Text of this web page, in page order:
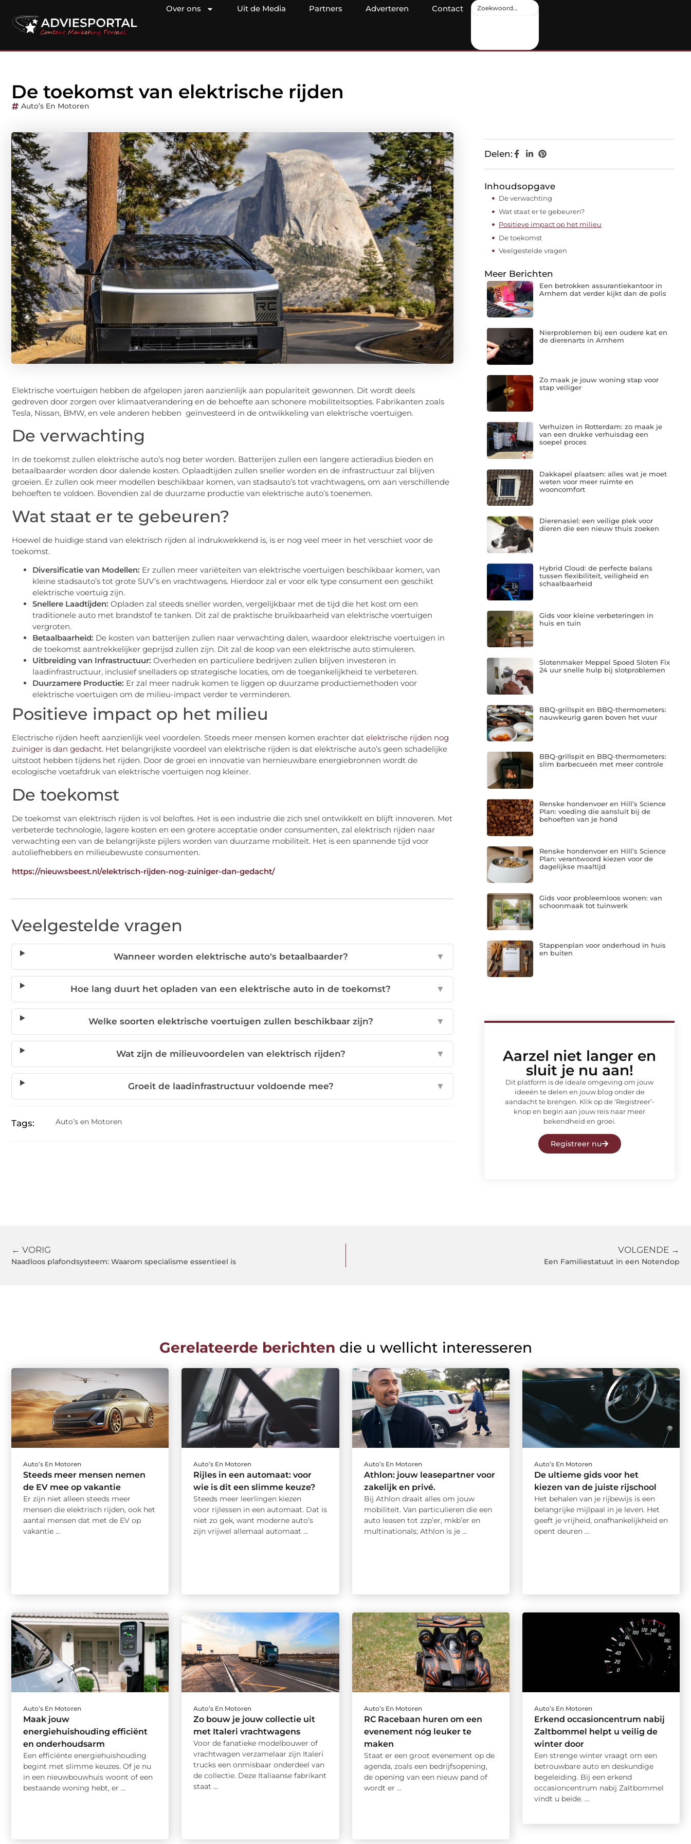
Over ons Uit de Media Partners Adverteren Contact
De toekomst van elektrische rijden
Auto’s En Motoren
Elektrische voertuigen hebben de afgelopen jaren aanzienlijk aan populariteit gewonnen. Dit wordt deels
gedreven door zorgen over klimaatverandering en de behoefte aan schonere mobiliteitsopties. Fabrikanten zoals
Tesla, Nissan, BMW, en vele anderen hebben geïnvesteerd in de ontwikkeling van elektrische voertuigen.
De verwachting
In de toekomst zullen elektrische auto’s nog beter worden. Batterijen zullen een langere actieradius bieden en
betaalbaarder worden door dalende kosten. Oplaadtijden zullen sneller worden en de infrastructuur zal blijven
groeien. Er zullen ook meer modellen beschikbaar komen, van stadsauto’s tot vrachtwagens, om aan verschillende
behoeften te voldoen. Bovendien zal de duurzame productie van elektrische auto’s toenemen.
Wat staat er te gebeuren?
Hoewel de huidige stand van elektrisch rijden al indrukwekkend is, is er nog veel meer in het verschiet voor de
toekomst.
Diversificatie van Modellen: Er zullen meer variëteiten van elektrische voertuigen beschikbaar komen, van
kleine stadsauto’s tot grote SUV’s en vrachtwagens. Hierdoor zal er voor elk type consument een geschikt
elektrische voertuig zijn.
Snellere Laadtijden: Opladen zal steeds sneller worden, vergelijkbaar met de tijd die het kost om een
traditionele auto met brandstof te tanken. Dit zal de praktische bruikbaarheid van elektrische voertuigen
vergroten.
Betaalbaarheid: De kosten van batterijen zullen naar verwachting dalen, waardoor elektrische voertuigen in
de toekomst aantrekkelijker geprijsd zullen zijn. Dit zal de koop van een elektrische auto stimuleren.
Uitbreiding van Infrastructuur: Overheden en particuliere bedrijven zullen blijven investeren in
laadinfrastructuur, inclusief snelladers op strategische locaties, om de toegankelijkheid te verbeteren.
Duurzamere Productie: Er zal meer nadruk komen te liggen op duurzame productiemethoden voor
elektrische voertuigen om de milieu-impact verder te verminderen.
Positieve impact op het milieu
Electrische rijden heeft aanzienlijk veel voordelen. Steeds meer mensen komen erachter dat elektrische rijden nog
zuiniger is dan gedacht. Het belangrijkste voordeel van elektrische rijden is dat elektrische auto’s geen schadelijke
uitstoot hebben tijdens het rijden. Door de groei en innovatie van hernieuwbare energiebronnen wordt de
ecologische voetafdruk van elektrische voertuigen nog kleiner.
De toekomst
De toekomst van elektrisch rijden is vol beloftes. Het is een industrie die zich snel ontwikkelt en blijft innoveren. Met
verbeterde technologie, lagere kosten en een grotere acceptatie onder consumenten, zal elektrisch rijden naar
verwachting een van de belangrijkste pijlers worden van duurzame mobiliteit. Het is een spannende tijd voor
autoliefhebbers en milieubewuste consumenten.
https://nieuwsbeest.nl/elektrisch-rijden-nog-zuiniger-dan-gedacht/
Veelgestelde vragen
Wanneer worden elektrische auto's betaalbaarder? ▼
Hoe lang duurt het opladen van een elektrische auto in de toekomst? ▼
Welke soorten elektrische voertuigen zullen beschikbaar zijn? ▼
Wat zijn de milieuvoordelen van elektrisch rijden? ▼
Groeit de laadinfrastructuur voldoende mee? ▼
Tags: Auto’s en Motoren
Delen:
Inhoudsopgave
De verwachting
Wat staat er te gebeuren?
Positieve impact op het milieu
De toekomst
Veelgestelde vragen
Meer Berichten
Een betrokken assurantiekantoor in
Arnhem dat verder kijkt dan de polis
Nierproblemen bij een oudere kat en
de dierenarts in Arnhem
Zo maak je jouw woning stap voor
stap veiliger
Verhuizen in Rotterdam: zo maak je
van een drukke verhuisdag een
soepel proces
Dakkapel plaatsen: alles wat je moet
weten voor meer ruimte en
wooncomfort
Dierenasiel: een veilige plek voor
dieren die een nieuw thuis zoeken
Hybrid Cloud: de perfecte balans
tussen flexibiliteit, veiligheid en
schaalbaarheid
Gids voor kleine verbeteringen in
huis en tuin
Slotenmaker Meppel Spoed Sloten Fix
24 uur snelle hulp bij slotproblemen
BBQ-grillspit en BBQ-thermometers:
nauwkeurig garen boven het vuur
BBQ-grillspit en BBQ-thermometers:
slim barbecueën met meer controle
Renske hondenvoer en Hill’s Science
Plan: voeding die aansluit bij de
behoeften van je hond
Renske hondenvoer en Hill’s Science
Plan: verantwoord kiezen voor de
dagelijkse maaltijd
Gids voor probleemloos wonen: van
schoonmaak tot tuinwerk
Stappenplan voor onderhoud in huis
en buiten
Aarzel niet langer en
sluit je nu aan!
Dit platform is de ideale omgeving om jouw
ideeën te delen en jouw blog onder de
aandacht te brengen. Klik op de ‘Registreer’-
knop en begin aan jouw reis naar meer
bekendheid en groei.
Registreer nu
← VORIG
Naadloos plafondsysteem: Waarom specialisme essentieel is
VOLGENDE →
Een Familiestatuut in een Notendop
Gerelateerde berichten die u wellicht interesseren
Auto’s En Motoren
Steeds meer mensen nemen
de EV mee op vakantie
Er zijn niet alleen steeds meer
mensen die elektrisch rijden, ook het
aantal mensen dat met de EV op
vakantie ...
Auto’s En Motoren
Rijles in een automaat: voor
wie is dit een slimme keuze?
Steeds meer leerlingen kiezen
voor rijlessen in een automaat. Dat is
niet zo gek, want moderne auto’s
zijn vrijwel allemaal automaat ...
Auto’s En Motoren
Athlon: jouw leasepartner voor
zakelijk en privé.
Bij Athlon draait alles om jouw
mobiliteit. Van particulieren die een
auto leasen tot zzp’er, mkb’er en
multinationals; Athlon is je ...
Auto’s En Motoren
De ultieme gids voor het
kiezen van de juiste rijschool
Het behalen van je rijbewijs is een
belangrijke mijlpaal in je leven. Het
geeft je vrijheid, onafhankelijkheid en
opent deuren ...
Auto’s En Motoren
Maak jouw
energiehuishouding efficiënt
en onderhoudsarm
Een efficiënte energiehuishouding
begint met slimme keuzes. Of je nu
in een nieuwbouwhuis woont of een
bestaande woning hebt, er ...
Auto’s En Motoren
Zo bouw je jouw collectie uit
met Italeri vrachtwagens
Voor de fanatieke modelbouwer of
vrachtwagen verzamelaar zijn Italeri
trucks een onmisbaar onderdeel van
de collectie. Deze Italiaanse fabrikant
staat ...
Auto’s En Motoren
RC Racebaan huren om een
evenement nóg leuker te
maken
Staat er een groot evenement op de
agenda, zoals een bedrijfsopening,
de opening van een nieuw pand of
wordt er ...
Auto’s En Motoren
Erkend occasioncentrum nabij
Zaltbommel helpt u veilig de
winter door
Een strenge winter vraagt om een
betrouwbare auto en deskundige
begeleiding. Bij een erkend
occasioncentrum nabij Zaltbommel
vindt u beide. ...